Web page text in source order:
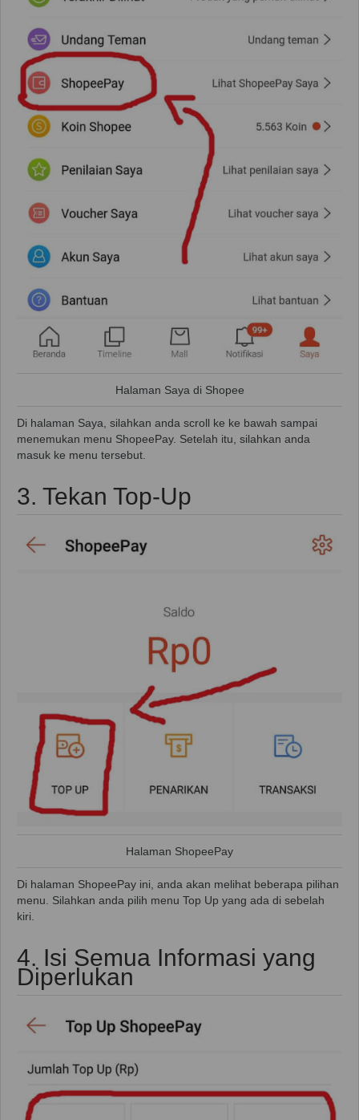
Halaman Saya di Shopee
Di halaman Saya, silahkan anda scroll ke ke bawah sampai
menemukan menu ShopeePay. Setelah itu, silahkan anda
masuk ke menu tersebut.
3. Tekan Top-Up
Halaman ShopeePay
Di halaman ShopeePay ini, anda akan melihat beberapa pilihan
menu. Silahkan anda pilih menu Top Up yang ada di sebelah
kiri.
4. Isi Semua Informasi yang
Diperlukan